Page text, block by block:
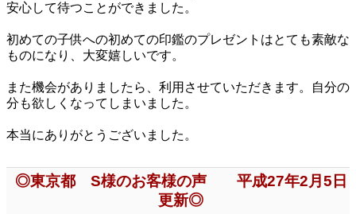
安心して待つことができました。
初めての子供への初めての印鑑のプレゼントはとても素敵な
ものになり、大変嬉しいです。
また機会がありましたら、利用させていただきます。自分の
分も欲しくなってしまいました。
本当にありがとうございました。
◎東京都 S様のお客様の声 平成27年2月5日
更新◎